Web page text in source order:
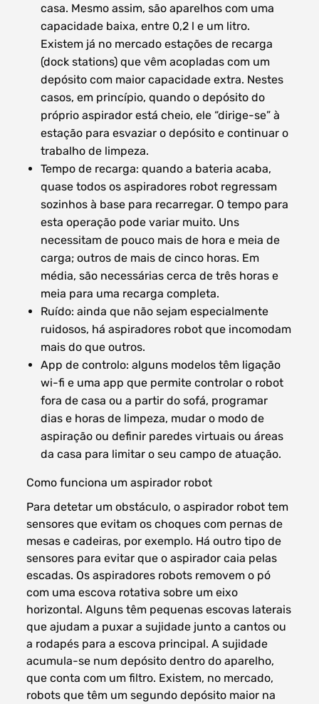
casa. Mesmo assim, são aparelhos com uma
capacidade baixa, entre 0,2 l e um litro.
Existem já no mercado estações de recarga
(dock stations) que vêm acopladas com um
depósito com maior capacidade extra. Nestes
casos, em princípio, quando o depósito do
próprio aspirador está cheio, ele “dirige-se” à
estação para esvaziar o depósito e continuar o
trabalho de limpeza.
Tempo de recarga: quando a bateria acaba,
quase todos os aspiradores robot regressam
sozinhos à base para recarregar. O tempo para
esta operação pode variar muito. Uns
necessitam de pouco mais de hora e meia de
carga; outros de mais de cinco horas. Em
média, são necessárias cerca de três horas e
meia para uma recarga completa.
Ruído: ainda que não sejam especialmente
ruidosos, há aspiradores robot que incomodam
mais do que outros.
App de controlo: alguns modelos têm ligação
wi-fi e uma app que permite controlar o robot
fora de casa ou a partir do sofá, programar
dias e horas de limpeza, mudar o modo de
aspiração ou definir paredes virtuais ou áreas
da casa para limitar o seu campo de atuação.
Como funciona um aspirador robot
Para detetar um obstáculo, o aspirador robot tem
sensores que evitam os choques com pernas de
mesas e cadeiras, por exemplo. Há outro tipo de
sensores para evitar que o aspirador caia pelas
escadas. Os aspiradores robots removem o pó
com uma escova rotativa sobre um eixo
horizontal. Alguns têm pequenas escovas laterais
que ajudam a puxar a sujidade junto a cantos ou
a rodapés para a escova principal. A sujidade
acumula-se num depósito dentro do aparelho,
que conta com um filtro. Existem, no mercado,
robots que têm um segundo depósito maior na